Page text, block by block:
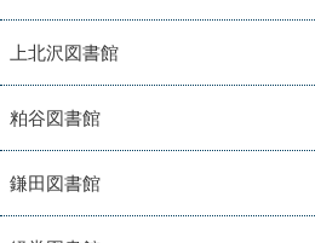
上北沢図書館
粕谷図書館
鎌田図書館